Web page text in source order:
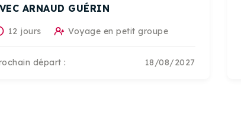
ARNAUD GUÉRIN
12 jours Voyage en petit groupe
départ : 18/08/2027